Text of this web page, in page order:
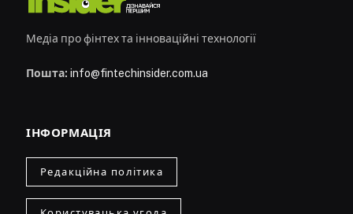
Медіа про фінтех та інноваційні технології
Пошта: info@fintechinsider.com.ua
ІНФОРМАЦІЯ
Редакційна політика